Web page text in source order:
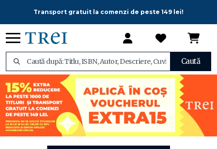
Transport gratuit la comenzi de peste 149 lei!
Caută